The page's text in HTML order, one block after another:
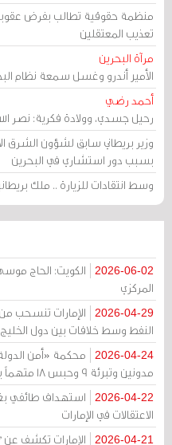
منظمة حقوقية تطالب بفرض
تعذيب المعتقلين
مرآة البحرين
الأمير أندرو وغسل سمعة نظام
أحمد رضي
رحيل جسدي، وولادة فكرية: نصر
وزير بريطاني سابق لشؤون
بسبب دور استشاري في البحرين
وسط انتقادات للزيارة .. ملك
2026-06-02
الكويت: الحاج
المركزي
2026-04-29
الإمارات تنسحب
النفط وسط خلافات بين دول الخليج
2026-04-24
مدونين وتبرئة 9 وحبس 18 متهماً بالتعاطف مع إيران
2026-04-22
استهداف طائفي
الاعتقالات في الإمارات
2026-04-21
الإمارات تكشف عن